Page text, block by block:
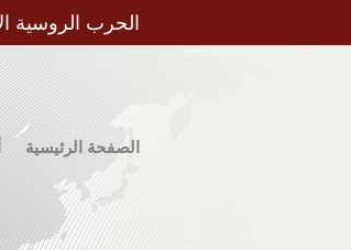
الحرب الروسية
الصفحة الرئيسية